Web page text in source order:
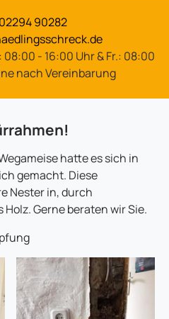
02294 90282
08:00 - 16:00 Uhr & Fr.: 08:00
nach Vereinbarung
hatte es sich in
gemacht. Diese
Nester in, durch
Gerne beraten wir Sie.